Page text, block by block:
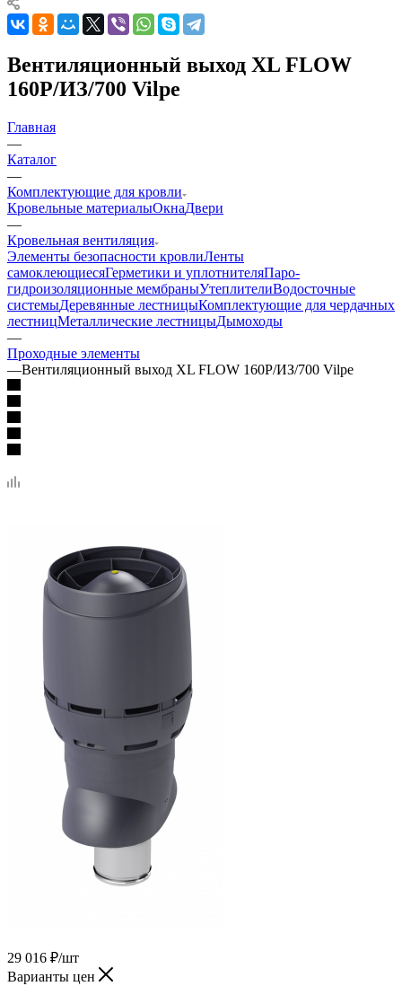
Вентиляционный выход XL FLOW
160P/ИЗ/700 Vilpe
Главная
—
Каталог
—
Комплектующие для кровли
Кровельные материалыОкнаДвери
—
Кровельная вентиляция
Элементы безопасности кровлиЛенты
самоклеющиесяГерметики и уплотнителяПаро-
гидроизоляционные мембраныУтеплителиВодосточные
системыДеревянные лестницыКомплектующие для чердачных
лестницМеталлические лестницыДымоходы
—
Проходные элементы
—Вентиляционный выход XL FLOW 160P/ИЗ/700 Vilpe
29 016 ₽/шт
Варианты цен